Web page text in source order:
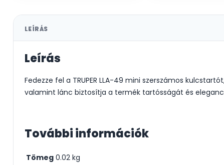
LEÍRÁS
Leírás
Fedezze fel a TRUPER LLA-49 mini szerszámos
valamint lánc biztosítja a termék tartósságát és
További információk
Tömeg 0.02 kg